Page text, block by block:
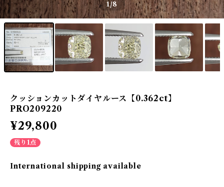
1/8
クッションカットダイヤルース【0.362ct】
PRO209220
¥29,800
残り1点
International shipping available